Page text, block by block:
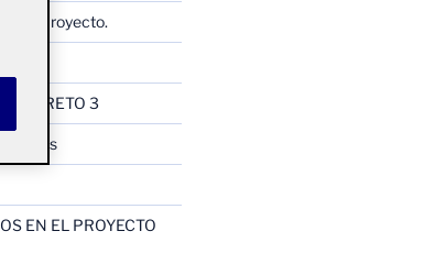
de Proyecto.
RETO 3
EN EL PROYECTO